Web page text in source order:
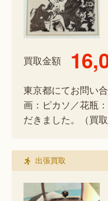
買取金額
東京都にてお問い
画：ピカソ／花瓶
だきました。（買
出張買取